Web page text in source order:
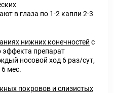
в глаза по 1-2 капли 2-3
нижних конечностей с
эффекта препарат
носовой ход 6 раз/сут,
мес.
покровов и слизистых